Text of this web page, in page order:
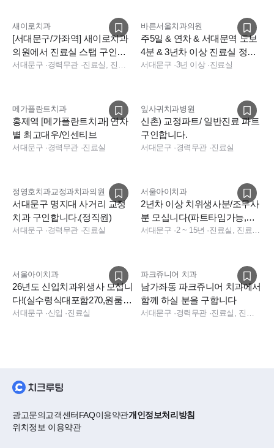
새이로치과
[서대문구/가좌역] 새이로치과
의원에서 진료실 스탭 구인합
니다
서대문구 ·경력무관 ·
바른서울치과의원
주5일 & 연차 & 서대문역 도보
4분 & 3년차 이상 진료실 정규
직 선생님모십니다.
서대문구 ·3년 이상·진료실
메가플란트치과
홍제역 [메가플란트치과] 연차
별 최고대우/인센티브
서대문구 ·경력무관 ·진료실
잎사귀치과병원
신촌) 교정파트/ 일반진료 파트
구인합니다.
서대문구 ·경력무관 ·진료실
정영호치과교정과치과의원
서대문구 명지대 사거리 교정
치과 구인합니다.(정직원)
서대문구 ·경력무관 ·진료실
서울아이치과
2년차 이상 치위생사분/조무사
분 모십니다(파트타임가능,야
간없음,기숙사무료제공, 소치
서대문구 ·2 ~ 15년 ·
서울아이치과
26년도 신입치과위생사 모십니
다!(실수령식대포함270,원룸제
공,야간없음,경력직가능)
서대문구 ·신입 ·진료실
파크쥬니어 치과
남가좌동 파크쥬니어 치과에서
함께 하실 분을 구합니다
서대문구 ·경력무관 ·
광고문의고객센터FAQ이용약관개인정보처리방침
위치정보 이용약관